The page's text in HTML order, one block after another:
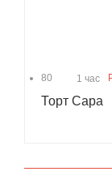
80 1 час
Торт Сара